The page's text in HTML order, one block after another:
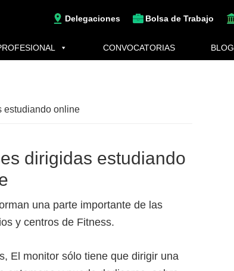
Delegaciones Bolsa de Trabajo
CONVOCATORIAS BLOG
estudiando online
dirigidas estudiando
una parte importante de las
y centros de Fitness.
El monitor sólo tiene que dirigir una